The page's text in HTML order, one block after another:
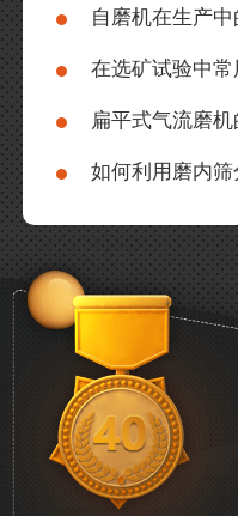
自磨机在生产
在选矿试验中
扁平式气流磨